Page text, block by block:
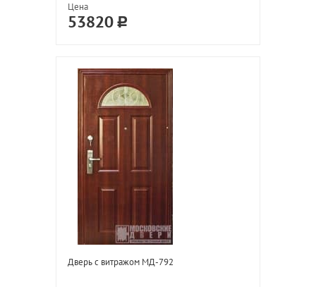
Цена
53820
Дверь с витражом МД-792